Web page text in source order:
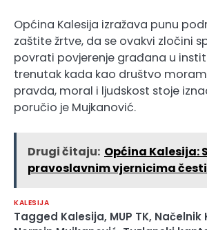
Općina Kalesija izražava punu
zaštite žrtve, da se ovakvi zločini
povrati povjerenje građana u
trenutak kada kao društvo
pravda, moral i ljudskost stoje
poručio je Mujkanović.
Drugi čitaju: Općina Kalesija:
pravoslavnim vjernicima
KALESIJA
Tagged Kalesija, MUP TK, Načelnik